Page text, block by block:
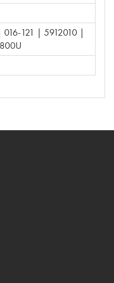
121 | 5912010 |